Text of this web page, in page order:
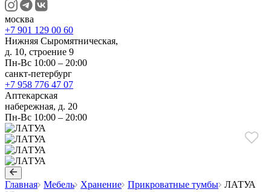
москва
+7 901 129 00 60
Нижняя Сыромятническая,
д. 10, строение 9
Пн-Вс 10:00 – 20:00
санкт-петербург
+7 958 776 47 07
Аптекарская
набережная, д. 20
Пн-Вс 10:00 – 20:00
Главная Мебель Хранение Прикроватные тумбы ЛАТУА